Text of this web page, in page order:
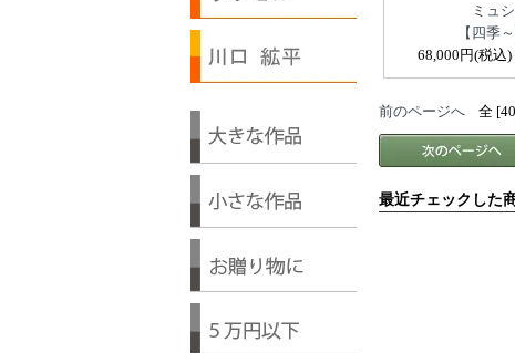
ミュ
【四季
68,000円(税込)
前のページへ 全
最近チェックした